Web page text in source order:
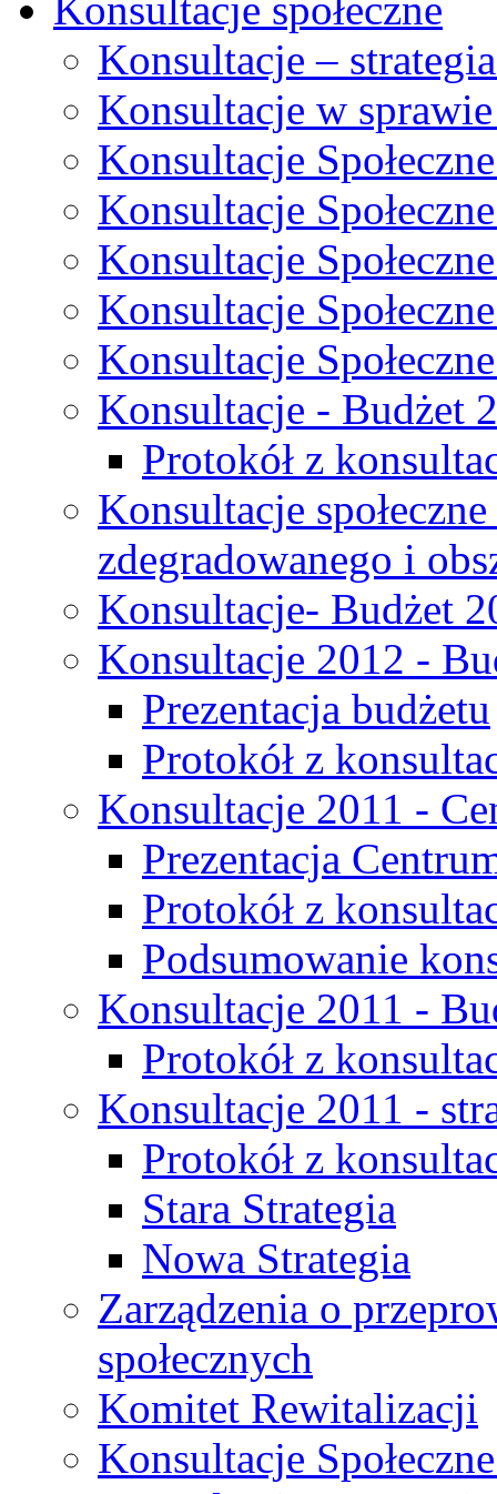
Konsultacje społeczne
Konsultacje –
Konsultacje w
Konsultacje
Konsultacje
Konsultacje
Konsultacje
Konsultacje
Konsultacje - Budżet
Protokół z
Konsultacje
zdegradowanego i
Konsultacje- Budżet
Konsultacje 2012 -
Prezentacja budżetu
Protokół z
Konsultacje 2011 -
Prezentacja
Protokół z
Podsumowanie
Konsultacje 2011 -
Protokół z
Konsultacje 2011 -
Protokół z
Stara Strategia
Nowa Strategia
Zarządzenia o
społecznych
Komitet Rewitalizacji
Konsultacje